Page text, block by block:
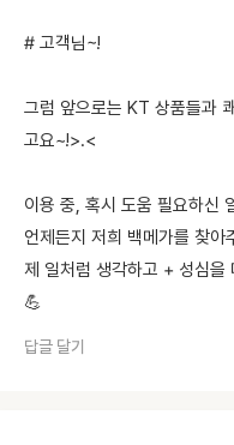
# 고객님~!
그럼 앞으로는 KT 상품들과
고요~!>.<
이용 중, 혹시 도움 필요하신
언제든지 저희 백메가를 찾아
제 일처럼 생각하고 + 성심
💪
답글 달기